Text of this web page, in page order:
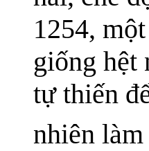
1254,
giống hệt
tự thiến
nhiên